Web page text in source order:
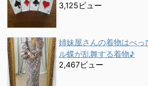
3,125ビュー
姉妹屋さんの着物はべっ
ル蝶が乱舞する着物♪
2,467ビュー